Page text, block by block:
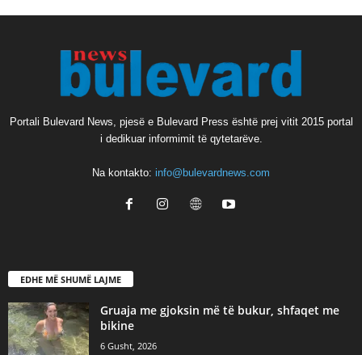
Portali Bulevard News, pjesë e Bulevard Press është prej vitit 2015 portal
i dedikuar informimit të qytetarëve.
Na kontakto: info@bulevardnews.com
EDHE MË SHUMË LAJME
Gruaja me gjoksin më të bukur, shfaqet me
bikine
6 Gusht, 2026